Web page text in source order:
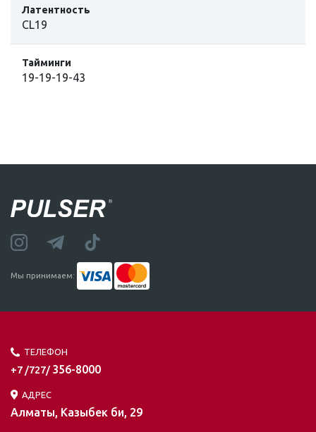
Латентность
CL19
Тайминги
19-19-19-43
Мы принимаем:
ТЕЛЕФОН
+7 /727/ 356-8000
АДРЕС
Алматы, Казыбек би, 29